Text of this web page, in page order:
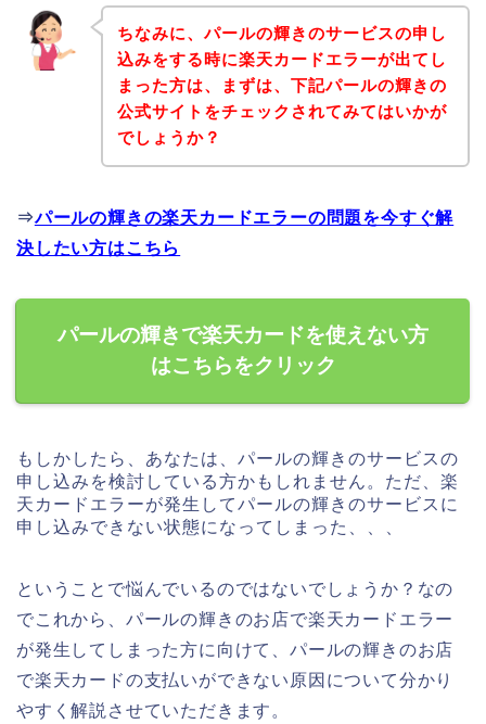
ちなみに、パールの輝きのサービスの申し
込みをする時に楽天カードエラーが出てし
まった方は、まずは、下記パールの輝きの
公式サイトをチェックされてみてはいかが
でしょうか？
⇒パールの輝きの楽天カードエラーの問題を今すぐ解
決したい方はこちら
パールの輝きで楽天カードを使えない方
はこちらをクリック
もしかしたら、あなたは、パールの輝きのサービスの
申し込みを検討している方かもしれません。ただ、楽
天カードエラーが発生してパールの輝きのサービスに
申し込みできない状態になってしまった、、、
ということで悩んでいるのではないでしょうか？なの
でこれから、パールの輝きのお店で楽天カードエラー
が発生してしまった方に向けて、パールの輝きのお店
で楽天カードの支払いができない原因について分かり
やすく解説させていただきます。